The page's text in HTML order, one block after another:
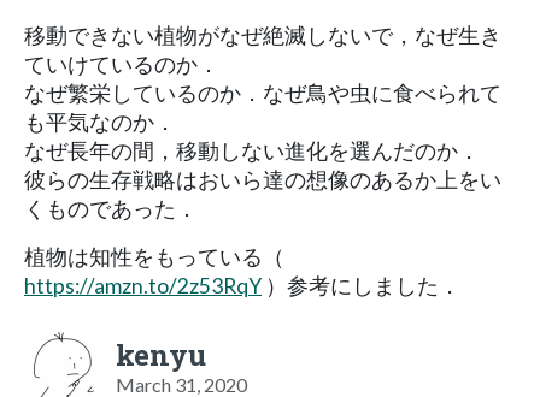
移動できない植物がなぜ絶滅しないで，なぜ生き
ていけているのか．
なぜ繁栄しているのか．なぜ鳥や虫に食べられて
も平気なのか．
なぜ長年の間，移動しない進化を選んだのか．
彼らの生存戦略はおいら達の想像のあるか上をい
くものであった．
植物は知性をもっている（
https://amzn.to/2z53RqY ）参考にしました．
kenyu
March 31, 2020